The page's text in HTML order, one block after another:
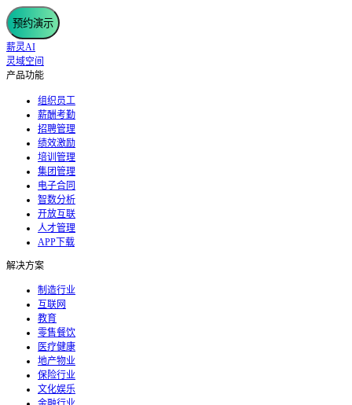
预约演示
薪灵AI
灵域空间
产品功能
组织员工
薪酬考勤
招聘管理
绩效激励
培训管理
集团管理
电子合同
智数分析
开放互联
人才管理
APP下载
解决方案
制造行业
互联网
教育
零售餐饮
医疗健康
地产物业
保险行业
文化娱乐